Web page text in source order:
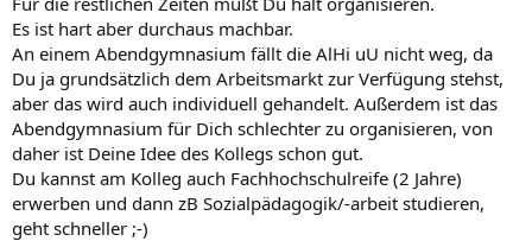
Es ist hart aber durchaus machbar.
An einem Abendgymnasium fällt die AlHi uU nicht weg, da
Du ja grundsätzlich dem Arbeitsmarkt zur Verfügung stehst,
aber das wird auch individuell gehandelt. Außerdem ist das
Abendgymnasium für Dich schlechter zu organisieren, von
daher ist Deine Idee des Kollegs schon gut.
Du kannst am Kolleg auch Fachhochschulreife (2 Jahre)
erwerben und dann zB Sozialpädagogik/-arbeit studieren,
geht schneller ;-)